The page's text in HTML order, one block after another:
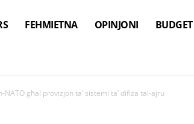
FEHMIETNA OPINJONI BUDGET
NATO għal proviżjon ta’ sistemi ta’ difiża tal-ajru